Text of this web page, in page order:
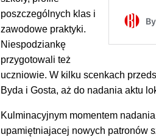
poszczególnych klas i
zawodowe praktyki.
Niespodziankę
przygotowali też
uczniowie. W kilku scenkach
Byda i Gosta, aż do nadania aktu
Kulminacyjnym momentem
upamiętniajacej nowych patronów